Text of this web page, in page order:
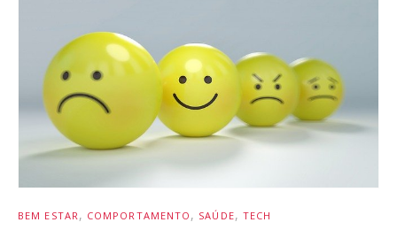
BEM ESTAR COMPORTAMENTO SAÚDE TECH